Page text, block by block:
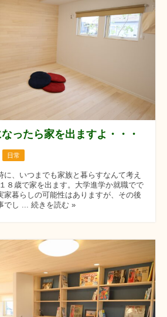
ったら家を出ますよ・・・
日常
に、いつまでも家族と暮らすなんて考え
８歳で家を出ます。大学進学か就職でで
家暮らしの可能性はありますが、その後
でし ... 続きを読む »